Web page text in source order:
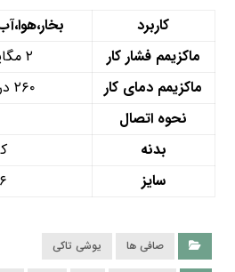
کاربرد
ماکزیمم فشار کار
۲ مگاپاسکال (MPa)
ماکزیمم دمای کار
۲۶۰ درجه سانتی گراد
نحوه اتصال
بدنه
سایز
۶ ~ ½ اینچ
صافی ها یوشی تاکی